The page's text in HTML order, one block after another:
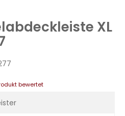
XL
bewertet